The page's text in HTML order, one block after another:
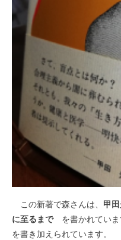
この新著で森さんは、 甲
に至るまでを書かれていま
を書き加えられています。